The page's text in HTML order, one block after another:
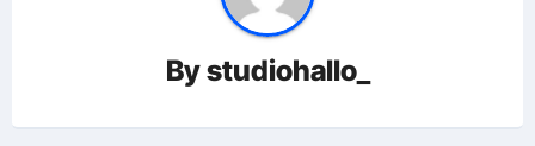
Bystudiohallo_